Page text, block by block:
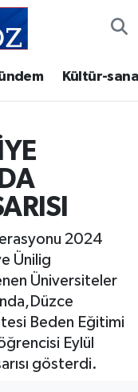
Kültür-
2024
Ünilig
Üniversiteler
Beden Eğitimi
Eylül
gösterdi.